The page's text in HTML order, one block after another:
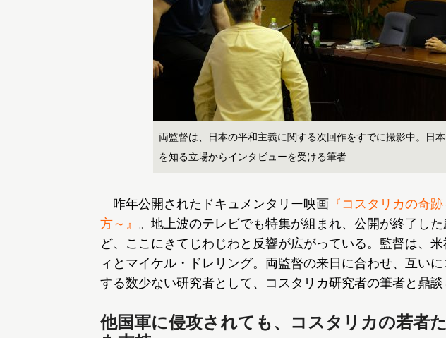
両監督は、日本の平和主義に関する次回作をすでに撮影中。日
を知る立場からインタビューを受ける筆者
昨年公開されたドキュメンタリー映画 『コスタリカの奇
方～』 。地上波のテレビでも特集が組まれ、公開が終了し
ど、ここにきてじわじわと反響が広がっている。監督は、
ィとマイケル・ドレリング。両監督の来日に合わせ、互い
する数少ない研究者として、コスタリカ研究者の筆者と鼎談
他国軍に侵攻されても、コスタリカの若者た